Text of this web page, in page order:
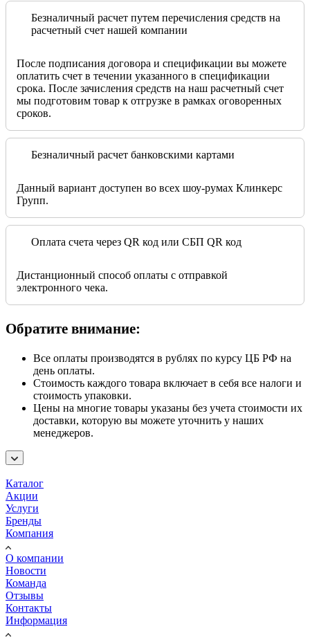
Безналичный расчет путем перечисления средств на
расчетный счет нашей компании
После подписания договора и спецификации вы можете
оплатить счет в течении указанного в спецификации
срока. После зачисления средств на наш расчетный счет
мы подготовим товар к отгрузке в рамках оговоренных
сроков.
Безналичный расчет банковскими картами
Данный вариант доступен во всех шоу-румах Клинкерс
Групп.
Оплата счета через QR код или СБП QR код
Дистанционный способ оплаты с отправкой
электронного чека.
Обратите внимание:
Все оплаты производятся в рублях по курсу ЦБ РФ на
день оплаты.
Стоимость каждого товара включает в себя все налоги и
стоимость упаковки.
Цены на многие товары указаны без учета стоимости их
доставки, которую вы можете уточнить у наших
менеджеров.
Каталог
Акции
Услуги
Бренды
Компания
О компании
Новости
Команда
Отзывы
Контакты
Информация